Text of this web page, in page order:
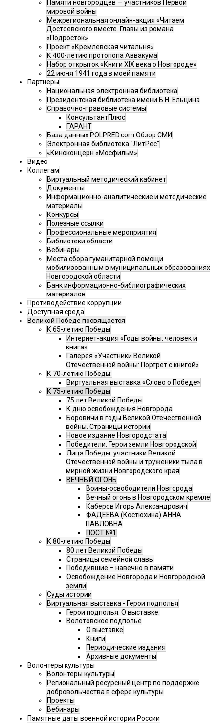
Памяти новгородцев — участников Первой
мировой войны
Межрегиональная онлайн-акция «Читаем
Достоевского вместе. Главы из романа
«Подросток»
Проект «Кремлевская читальня»
К 400-летию протопопа Аввакума
Набор открыток «Книги XIX века о Новгороде»
22 июня 1941 года в моей памяти
Партнеры
Национальная электронная библиотека
Президентская библиотека имени Б.Н. Ельцина
Справочно-правовые системы
КонсультантПлюс
ГАРАНТ
База данных POLPRED.com Обзор СМИ
Электронная библиотека "ЛитРес"
«Киноконцерн «Мосфильм»
Видео
Коллегам
Виртуальный методический кабинет
Документы
Информационно-аналитические и методические
материалы
Конкурсы
Полезные ссылки
Профессиональные мероприятия
Библиотеки области
Вебинары
Места сбора гуманитарной помощи
мобилизованным в муниципальных образованиях
Новгородской области
Банк информационно-библиографических
материалов
Противодействие коррупции
Доступная среда
Великой Победе посвящается
К 65-летию Победы
Интернет-акция «Годы войны: человек и
книга»
Галерея «Участники Великой
Отечественной войны: Портрет с книгой»
К 70-летию Победы:
Виртуальная выставка «Слово о Победе»
К 75-летию Победы
75 лет Великой Победы
К дню освобождения Новгорода
Боровичи в годы Великой Отечественной
войны. Страницы истории
Новое издание Новгородстата
Победители. Герои земли Новгородской
Лица Победы: участники Великой
Отечественной войны и труженики тыла в
мирной жизни Новгородского края
ВЕЧНЫЙ ОГОНЬ
Воины-освободители Новгорода
Вечный огонь в Новгородском кремле
Каберов Игорь Александрович
ФАДЕЕВА (Костюхина) АННА
ПАВЛОВНА
ПОСТ №1
К 80-летию Победы
80 лет Великой Победы
Страницы семейной славы
Победившие – навечно в памяти
Освобождение Новгорода и Новгородской
земли
Суды истории
Виртуальная выставка - Герои подполья
Герои подполья. О выставке.
Волотовское подполье
О выставке
Книги
Периодические издания
Архивные документы
Волонтеры культуры
Волонтеры культуры
Региональный ресурсный центр по поддержке
добровольчества в сфере культуры
Проекты
Вебинары
Памятные даты военной истории России